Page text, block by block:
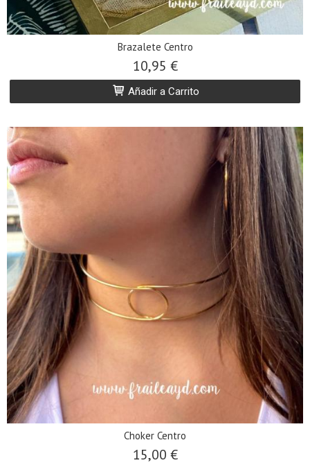
Brazalete Centro
10,95 €
Añadir a Carrito
Choker Centro
15,00 €